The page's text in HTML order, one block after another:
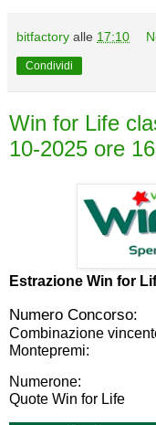
bitfactory alle 17:10
Condividi
Win for Life
10-2025 ore
Estrazione Win for
Numero Concorso:
Combinazione
Montepremi:
Numerone:
Quote Win for Life